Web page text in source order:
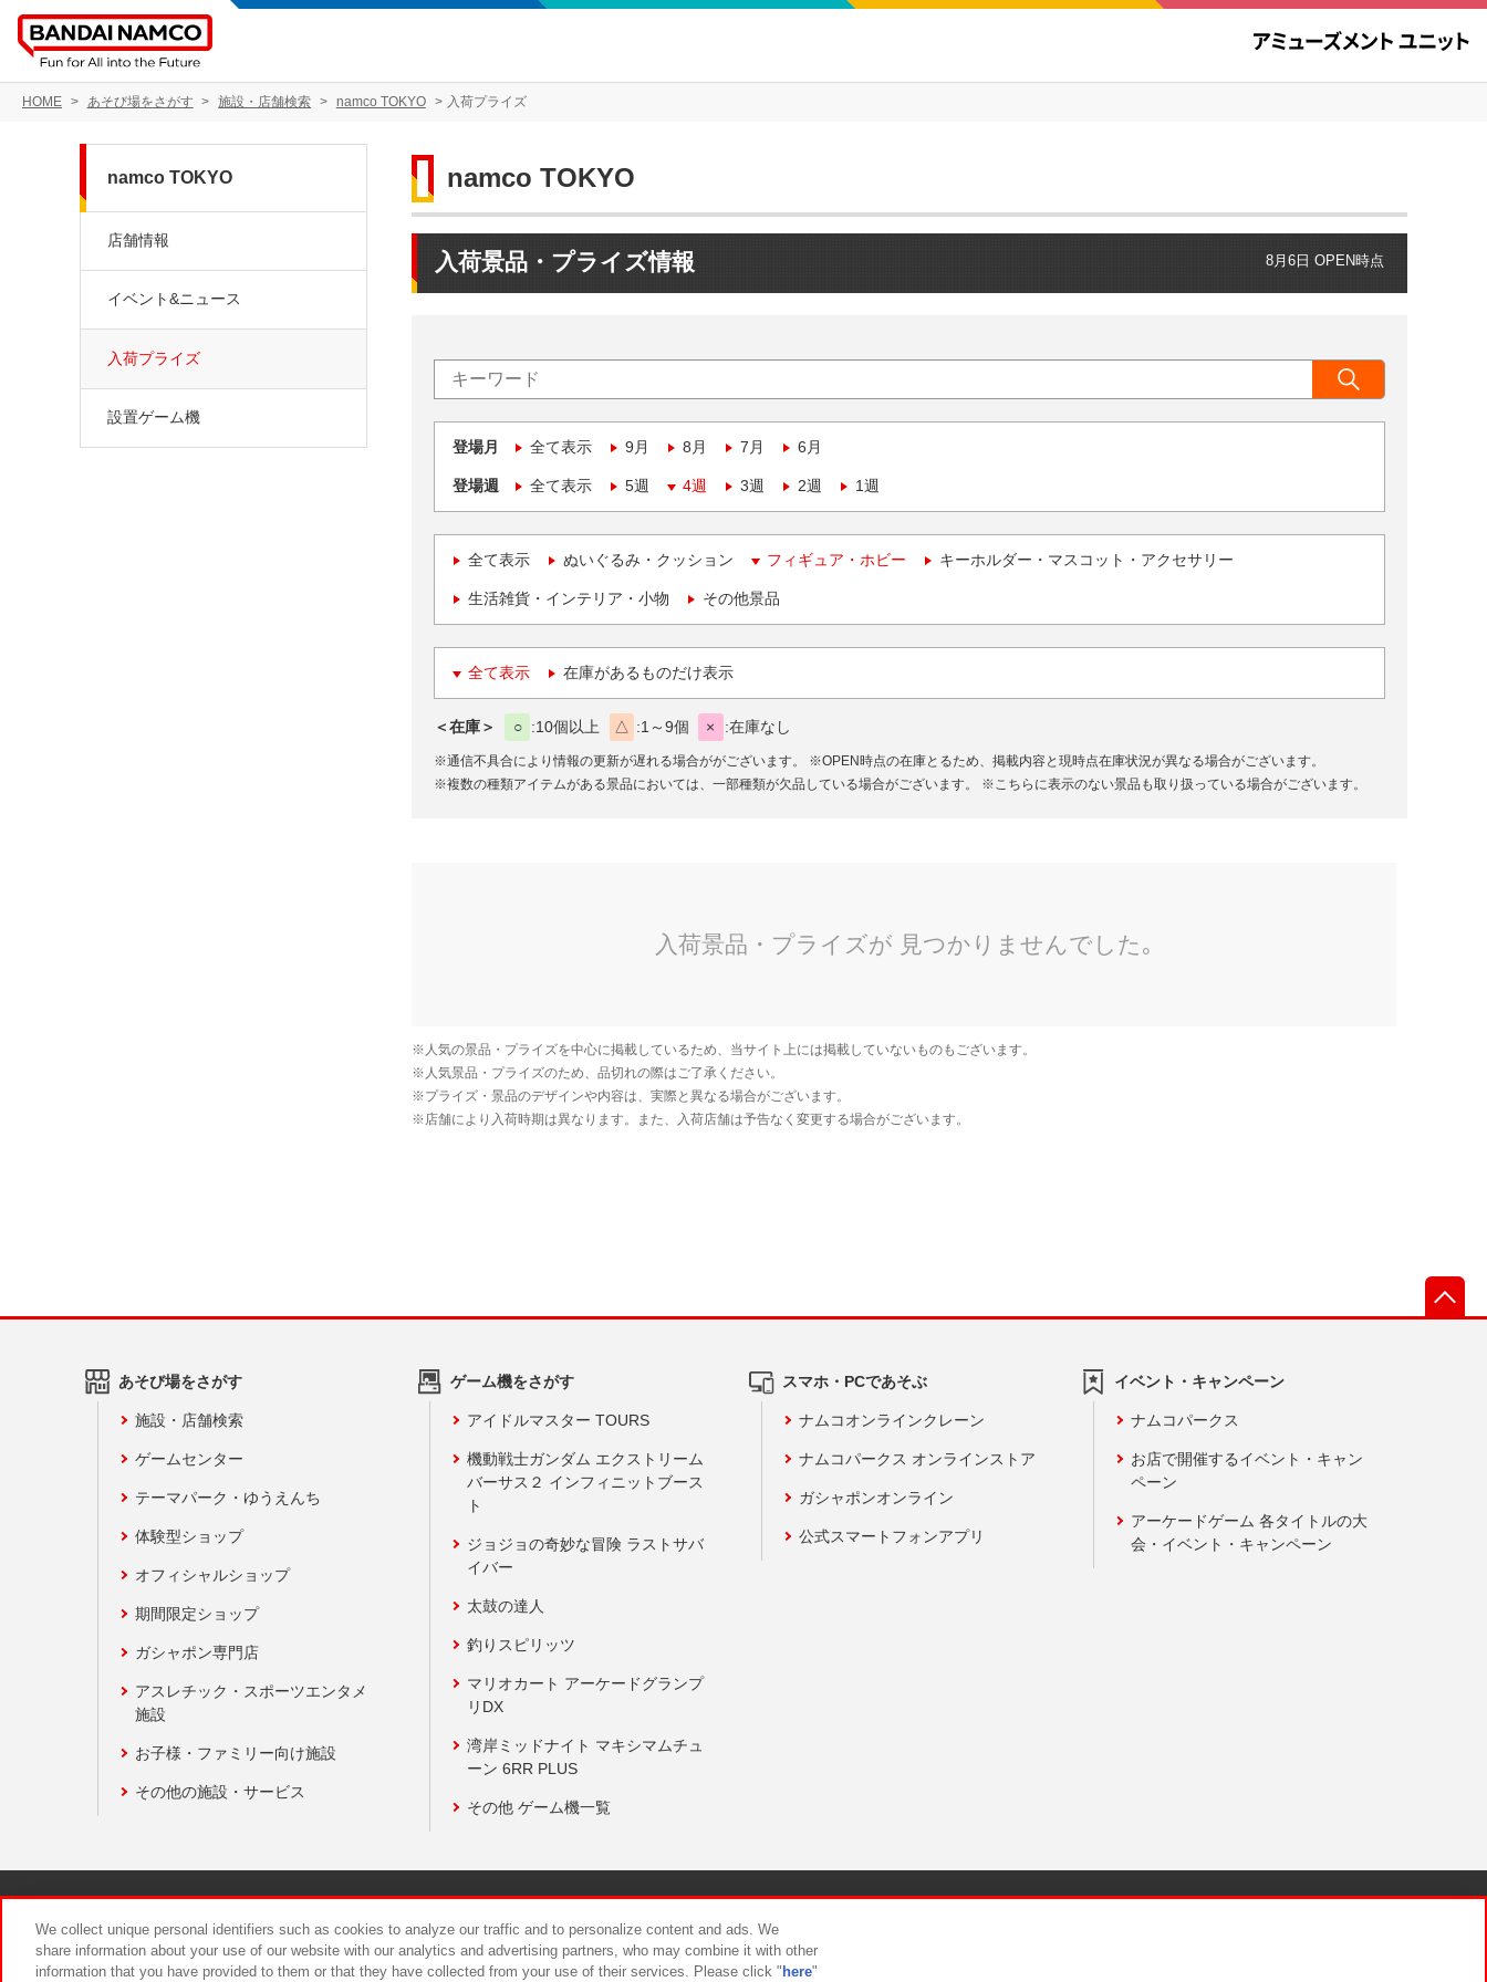
HOME あそび場をさがす 施設・店舗検索 namco TOKYO 入荷プライズ
namco TOKYO
入荷景品・プライズ情報 8月6日 OPEN時点
登場月 全て表示 9月 8月 7月 6月
登場週 全て表示 5週 4週 3週 2週 1週
全て表示 ぬいぐるみ・クッション フィギュア・ホビー キーホルダー・マスコット・アクセサリー
生活雑貨・インテリア・小物 その他景品
全て表示 在庫があるものだけ表示
＜在庫＞ ○ 10個以上 △ 1～9個 × 在庫なし
※通信不具合により情報の更新が遅れる場合ががございます。
※OPEN時点の在庫とるため、掲載内容と現時点在庫状況が異なる場合がございます。
※複数の種類アイテムがある景品においては、一部種類が欠品している場合がございます。
※こちらに表示のない景品も取り扱っている場合がございます。
namco TOKYO
店舗情報
イベント&ニュース
入荷プライズ
設置ゲーム機
あそび場をさがす
施設・店舗検索
ゲームセンター
テーマパーク・ゆうえんち
体験型ショップ
オフィシャルショップ
期間限定ショップ
ガシャポン専門店
アスレチック・スポーツエンタメ
施設
お子様・ファミリー向け施設
その他の施設・サービス
ゲーム機をさがす
アイドルマスター TOURS
機動戦士ガンダム エクストリーム
バーサス２ インフィニットブース
ト
ジョジョの奇妙な冒険 ラストサバ
イバー
太鼓の達人
釣りスピリッツ
マリオカート アーケードグランプ
リDX
湾岸ミッドナイト マキシマムチュ
ーン 6RR PLUS
その他 ゲーム機一覧
スマホ・PCであそぶ
ナムコオンラインクレーン
ナムコパークス オンラインストア
ガシャポンオンライン
公式スマートフォンアプリ
イベント・キャンペーン
ナムコパークス
お店で開催するイベント・キャン
ペーン
アーケードゲーム 各タイトルの大
会・イベント・キャンペーン
食品のご提供について カスタマーハラスメント対応方針
We collect unique personal identifiers such as cookies to analyze our traffic and to personalize content and ads. We
share information about your use of our website with our analytics and advertising partners, who may combine it with other
information that you have provided to them or that they have collected from your use of their services. Please click " here"